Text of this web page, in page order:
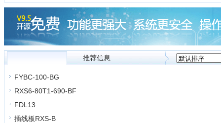
推荐信息
FYBC-100-BG
RXS6-80T1-690-BF
FDL13
插线板RXS-B